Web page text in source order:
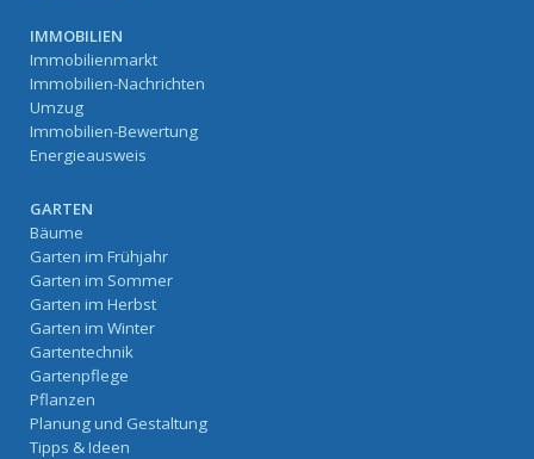
IMMOBILIEN
Immobilienmarkt
Immobilien-Nachrichten
Umzug
Immobilien-Bewertung
Energieausweis
GARTEN
Bäume
Garten im Frühjahr
Garten im Sommer
Garten im Herbst
Garten im Winter
Gartentechnik
Gartenpflege
Pflanzen
Planung und Gestaltung
Tipps & Ideen